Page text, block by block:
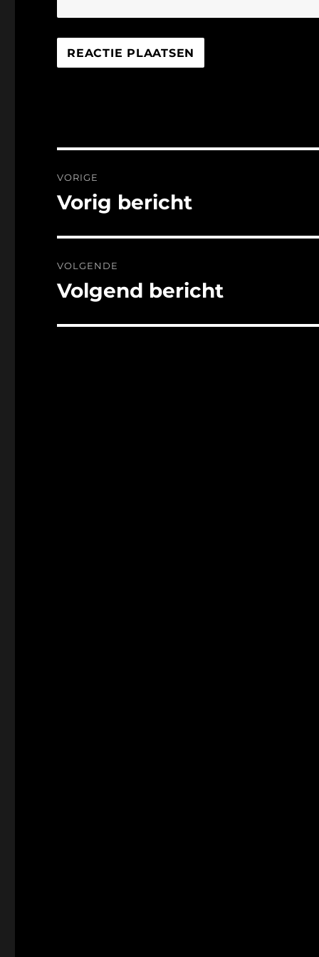
navigatie
VORIGE
Vorig
Vorig bericht
VOLGENDE
Volgend
Volgend bericht